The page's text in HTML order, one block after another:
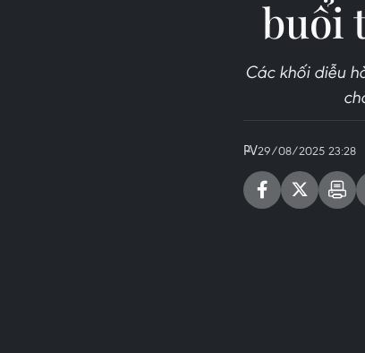
buổi
Các khối diễu
PV29/08/2025 23:28